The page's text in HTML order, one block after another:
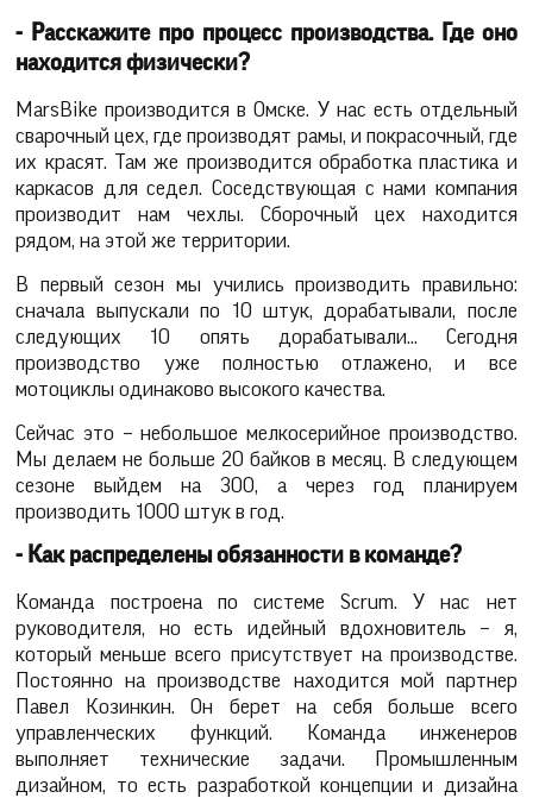
- Расскажите про процесс производства. Где оно
находится физически?
MarsBike производится в Омске. У нас есть отдельный
сварочный цех, где производят рамы, и покрасочный, где
их красят. Там же производится обработка пластика и
каркасов для седел. Соседствующая с нами компания
производит нам чехлы. Сборочный цех находится
рядом, на этой же территории.
В первый сезон мы учились производить правильно:
сначала выпускали по 10 штук, дорабатывали, после
следующих 10 опять дорабатывали... Сегодня
производство уже полностью отлажено, и все
мотоциклы одинаково высокого качества.
Сейчас это – небольшое мелкосерийное производство.
Мы делаем не больше 20 байков в месяц. В следующем
сезоне выйдем на 300, а через год планируем
производить 1000 штук в год.
- Как распределены обязанности в команде?
Команда построена по системе Scrum. У нас нет
руководителя, но есть идейный вдохновитель – я,
который меньше всего присутствует на производстве.
Постоянно на производстве находится мой партнер
Павел Козинкин. Он берет на себя больше всего
управленческих функций. Команда инженеров
выполняет технические задачи. Промышленным
дизайном, то есть разработкой концепции и дизайна